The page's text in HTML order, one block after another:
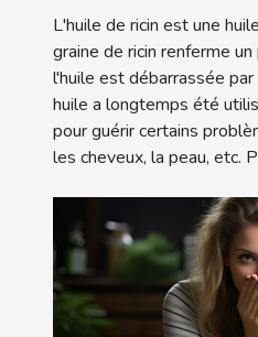
L'huile de ricin est une
graine de ricin renferme
l'huile est débarrassée
huile a longtemps été
pour guérir certains
les cheveux, la peau, etc.